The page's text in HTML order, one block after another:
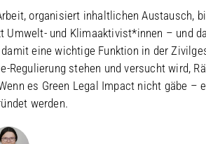
organisiert inhaltlichen Austausch,
und Klimaaktivist*innen – und
eine wichtige Funktion in der
Regulierung stehen und versucht wird,
es Green Legal Impact nicht gäbe –
werden.